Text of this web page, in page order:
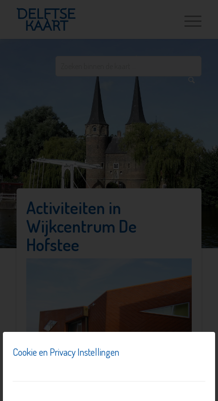
Cookie en Privacy Instellingen
Activiteiten in
Wijkcentrum De
Hofstee